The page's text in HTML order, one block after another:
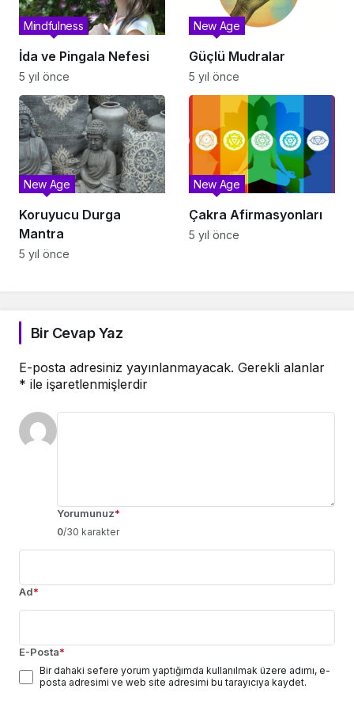
İda ve Pingala Nefesi
Mindfulness
5 yıl önce
Güçlü Mudralar
New Age
5 yıl önce
Koruyucu Durga
Mantra
New Age
5 yıl önce
Çakra Afirmasyonları
New Age
5 yıl önce
Bir Cevap Yaz
E-posta adresiniz yayınlanmayacak. Gerekli alanlar
* ile işaretlenmişlerdir
Yorumunuz*
0/30 karakter
Ad*
E-Posta*
Bir dahaki sefere yorum yaptığımda kullanılmak üzere adımı, e-
posta adresimi ve web site adresimi bu tarayıcıya kaydet.